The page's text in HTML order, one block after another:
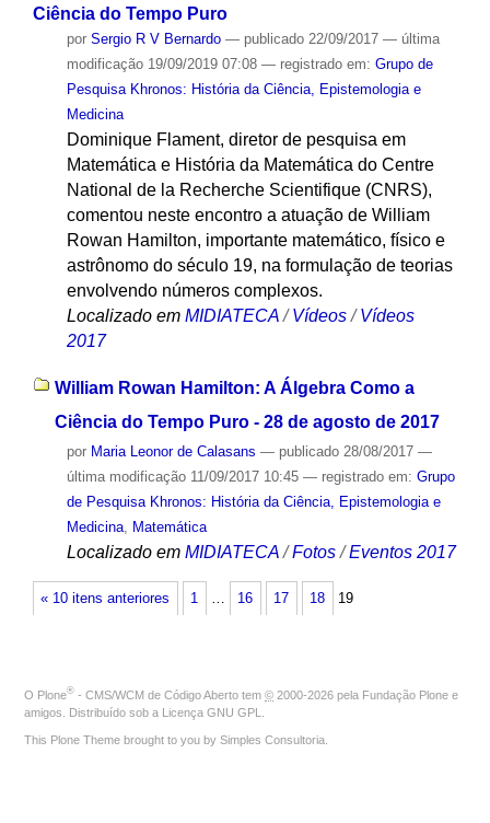
Ciência do Tempo Puro
por Sergio R V Bernardo — publicado22/09/2017 — última
modificação19/09/2019 07:08 — registrado em: Grupo de
Pesquisa Khronos: História da Ciência, Epistemologia e
Medicina
Dominique Flament, diretor de pesquisa em
Matemática e História da Matemática do Centre
National de la Recherche Scientifique (CNRS),
comentou neste encontro a atuação de William
Rowan Hamilton, importante matemático, físico e
astrônomo do século 19, na formulação de teorias
envolvendo números complexos.
Localizado em MIDIATECA /Vídeos /Vídeos
2017
William Rowan Hamilton: A Álgebra Como a
Ciência do Tempo Puro - 28 de agosto de 2017
por Maria Leonor de Calasans — publicado28/08/2017 —
última modificação11/09/2017 10:45 — registrado em: Grupo
de Pesquisa Khronos: História da Ciência, Epistemologia e
Medicina, Matemática
Localizado em MIDIATECA /Fotos /Eventos 2017
« 10 itens anteriores 1 … 16 17 18 19
O Plone® - CMS/WCM de Código Aberto tem © 2000-2026 pela Fundação Plone e
amigos. Distribuído sob a Licença GNU GPL
This Plone Theme brought to you by Simples Consultoria